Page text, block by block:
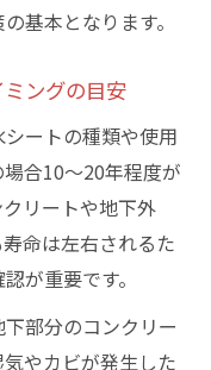
基本となります。
ングの目安
ートの種類や使用
合10～20年程度が
リートや地下外
命は左右されるた
が重要です。
部分のコンクリー
やカビが発生した